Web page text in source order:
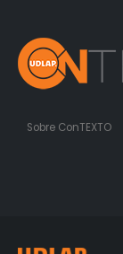
Sobre ConTEXTO